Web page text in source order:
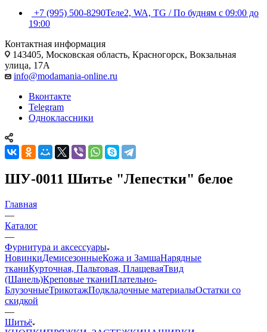
+7 (995) 500-8290Теле2, WA, TG / По будням c 09:00 до
19:00
Контактная информация
143405, Московская область, Красногорск, Вокзальная
улица, 17А
info@modamania-online.ru
Вконтакте
Telegram
Одноклассники
ШУ-0011 Шитье "Лепестки" белое
Главная
—
Каталог
—
Фурнитура и аксессуары
НовинкиДемисезонныеКожа и ЗамшаНарядные
тканиКурточная, Пальтовая, ПлащеваяТвид
(Шанель)Креповые тканиПлательно-
БлузочныеТрикотажПодкладочные материалыОстатки со
скидкой
—
Шитьё